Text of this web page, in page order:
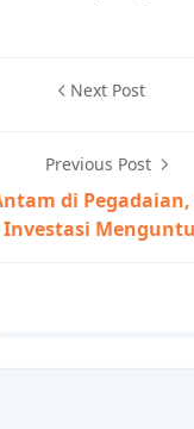
Next Post
Previous Post
di
Investasi